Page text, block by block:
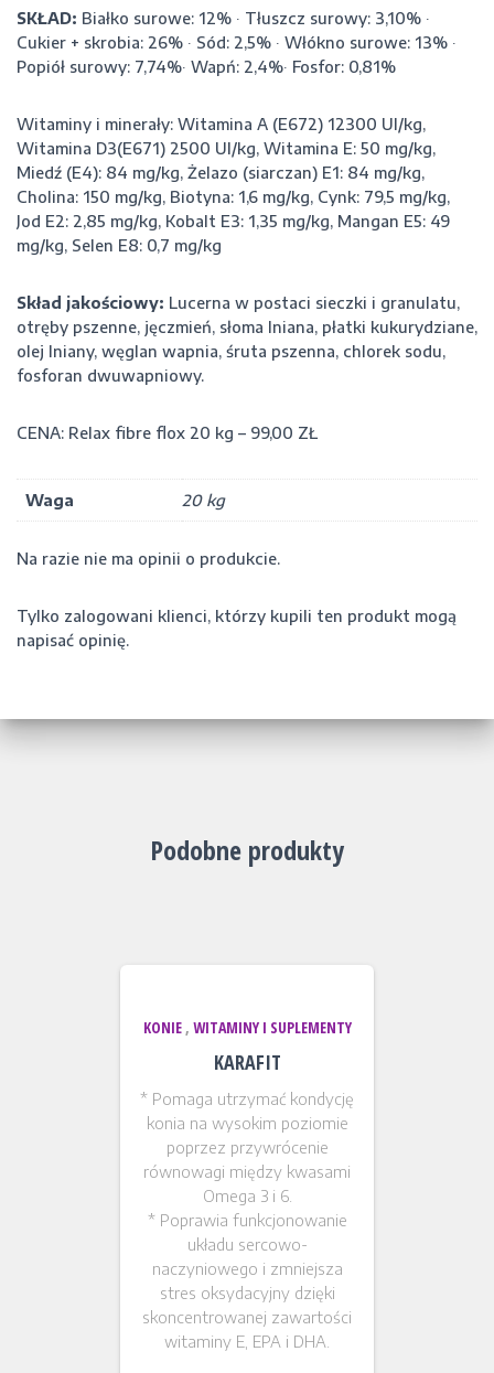
SKŁAD: Białko surowe: 12% ∙ Tłuszcz surowy: 3,10% ∙
Cukier + skrobia: 26% ∙ Sód: 2,5% ∙ Włókno surowe: 13% ∙
Popiół surowy: 7,74%∙ Wapń: 2,4%∙ Fosfor: 0,81%
Witaminy i minerały: Witamina A (E672) 12300 Ul/kg,
Witamina D3(E671) 2500 Ul/kg, Witamina E: 50 mg/kg,
Miedź (E4): 84 mg/kg, Żelazo (siarczan) E1: 84 mg/kg,
Cholina: 150 mg/kg, Biotyna: 1,6 mg/kg, Cynk: 79,5 mg/kg,
Jod E2: 2,85 mg/kg, Kobalt E3: 1,35 mg/kg, Mangan E5: 49
mg/kg, Selen E8: 0,7 mg/kg
Skład jakościowy: Lucerna w postaci sieczki i granulatu,
otręby pszenne, jęczmień, słoma lniana, płatki kukurydziane,
olej lniany, węglan wapnia, śruta pszenna, chlorek sodu,
fosforan dwuwapniowy.
CENA: Relax fibre flox 20 kg – 99,00 ZŁ
Waga 20 kg
Na razie nie ma opinii o produkcie.
Tylko zalogowani klienci, którzy kupili ten produkt mogą
napisać opinię.
Podobne produkty
KONIE, WITAMINY I SUPLEMENTY
KARAFIT
* Pomaga utrzymać kondycję
konia na wysokim poziomie
poprzez przywrócenie
równowagi między kwasami
Omega 3 i 6.
* Poprawia funkcjonowanie
układu sercowo-
naczyniowego i zmniejsza
stres oksydacyjny dzięki
skoncentrowanej zawartości
witaminy E, EPA i DHA.